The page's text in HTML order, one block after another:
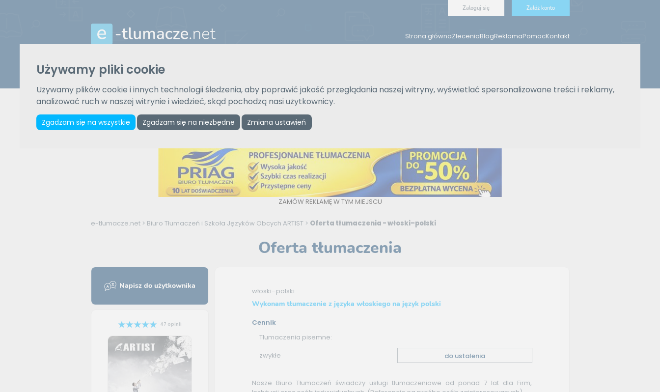
Używamy pliki cookie
Używamy plików cookie i innych technologii śledzenia, aby poprawić jakość przeglądania naszej witryny, wyświetlać spersonalizowane treści i reklamy,
analizować ruch w naszej witrynie i wiedzieć, skąd pochodzą nasi użytkownicy.
Zgadzam się na wszystkie Zgadzam się na niezbędne Zmiana ustawień
Zaloguj się Załóż konto
Strona głównaZleceniaBlogReklamaPomocKontakt
Wybierz język
Wybierz język
Pisemne czy ustne
Znajdź tłumacza
ZAMÓW REKLAMĘ W TYM MIEJSCU
e-tlumacze.net> Biuro Tłumaczeń i Szkoła Języków Obcych ARTIST> Oferta tłumaczenia - włoski–polski
Oferta tłumaczenia
Napisz do użytkownika
47 opinii
włoski–polski
Wykonam tłumaczenie z języka włoskiego na język polski
Cennik
Tłumaczenia pisemne:
zwykłe
do ustalenia
Nasze Biuro Tłumaczeń świadczy usługi tłumaczeniowe od ponad 7 lat dla Firm,